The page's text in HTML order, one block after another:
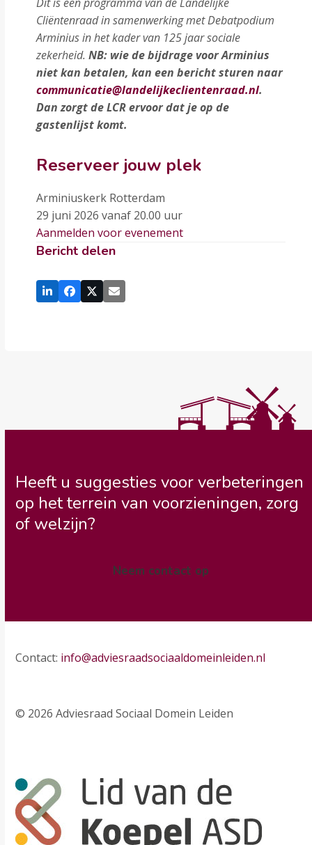
Cliëntenraad in samenwerking met Debatpodium
Arminius in het kader van 125 jaar sociale
zekerheid.NB: wie de bijdrage voor Arminius
niet kan betalen, kan een bericht sturen naar
communicatie@landelijkeclientenraad.nl.
Dan zorgt de LCR ervoor dat je op de
gastenlijst komt.
Reserveer jouw plek
Arminiuskerk Rotterdam
29 juni 2026 vanaf 20.00 uur
Aanmelden voor evenement
Bericht delen
Heeft u suggesties voor verbeteringen
op het terrein van voorzieningen, zorg
of welzijn?
Neem contact op
Contact: info@adviesraadsociaaldomeinleiden.nl
© 2026 Adviesraad Sociaal Domein Leiden